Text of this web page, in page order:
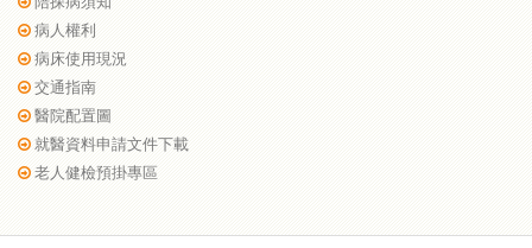
病人權利
病床使用現況
交通指南
醫院配置圖
就醫資料申請文件下載
老人健檢預掛專區